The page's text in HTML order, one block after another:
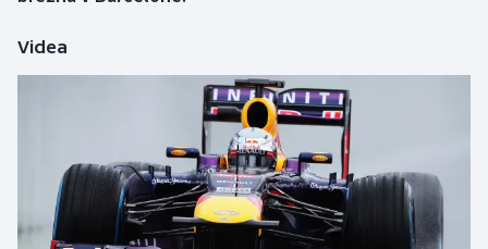
Videa